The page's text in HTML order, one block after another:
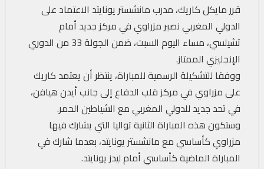
قرر مايكل كاريك، مدربمانشستر يونايتد الاعتماد على
الدولي المغربي نصير مزراوي في مركز جديد أمام
تشيلسي، مساء اليوم السبت، ضمن الجولة 33 من الدوري
الإنجليزي الممتاز.
ووفقا للتشكيلة الرسمية للمباراة، ينتظر أن يعتمد كاريك
على مزراوي في مركز قلب الدفاع إلى جانب أيدن هيافن،
في تحد جديد للدولي المغربي مع الشياطين الحمر.
وستكون هذه المباراة الثانية تواليا التي يشارك فيها
مزراوي كأساسي مع مانشستر يونايتد، بعدما شارك في
المباراة الماضية كأساسي أمام ليدز يونايتد.